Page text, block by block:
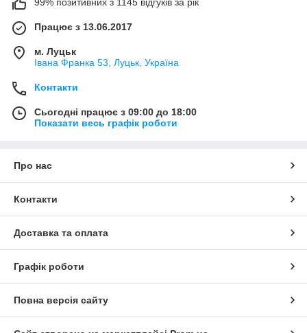
Працює з 13.06.2017
м. Луцьк
Івана Франка 53, Луцьк, Україна
Контакти
Сьогодні працює з 09:00 до 18:00
Показати весь графік роботи
Про нас
Контакти
Доставка та оплата
Графік роботи
Повна версія сайту